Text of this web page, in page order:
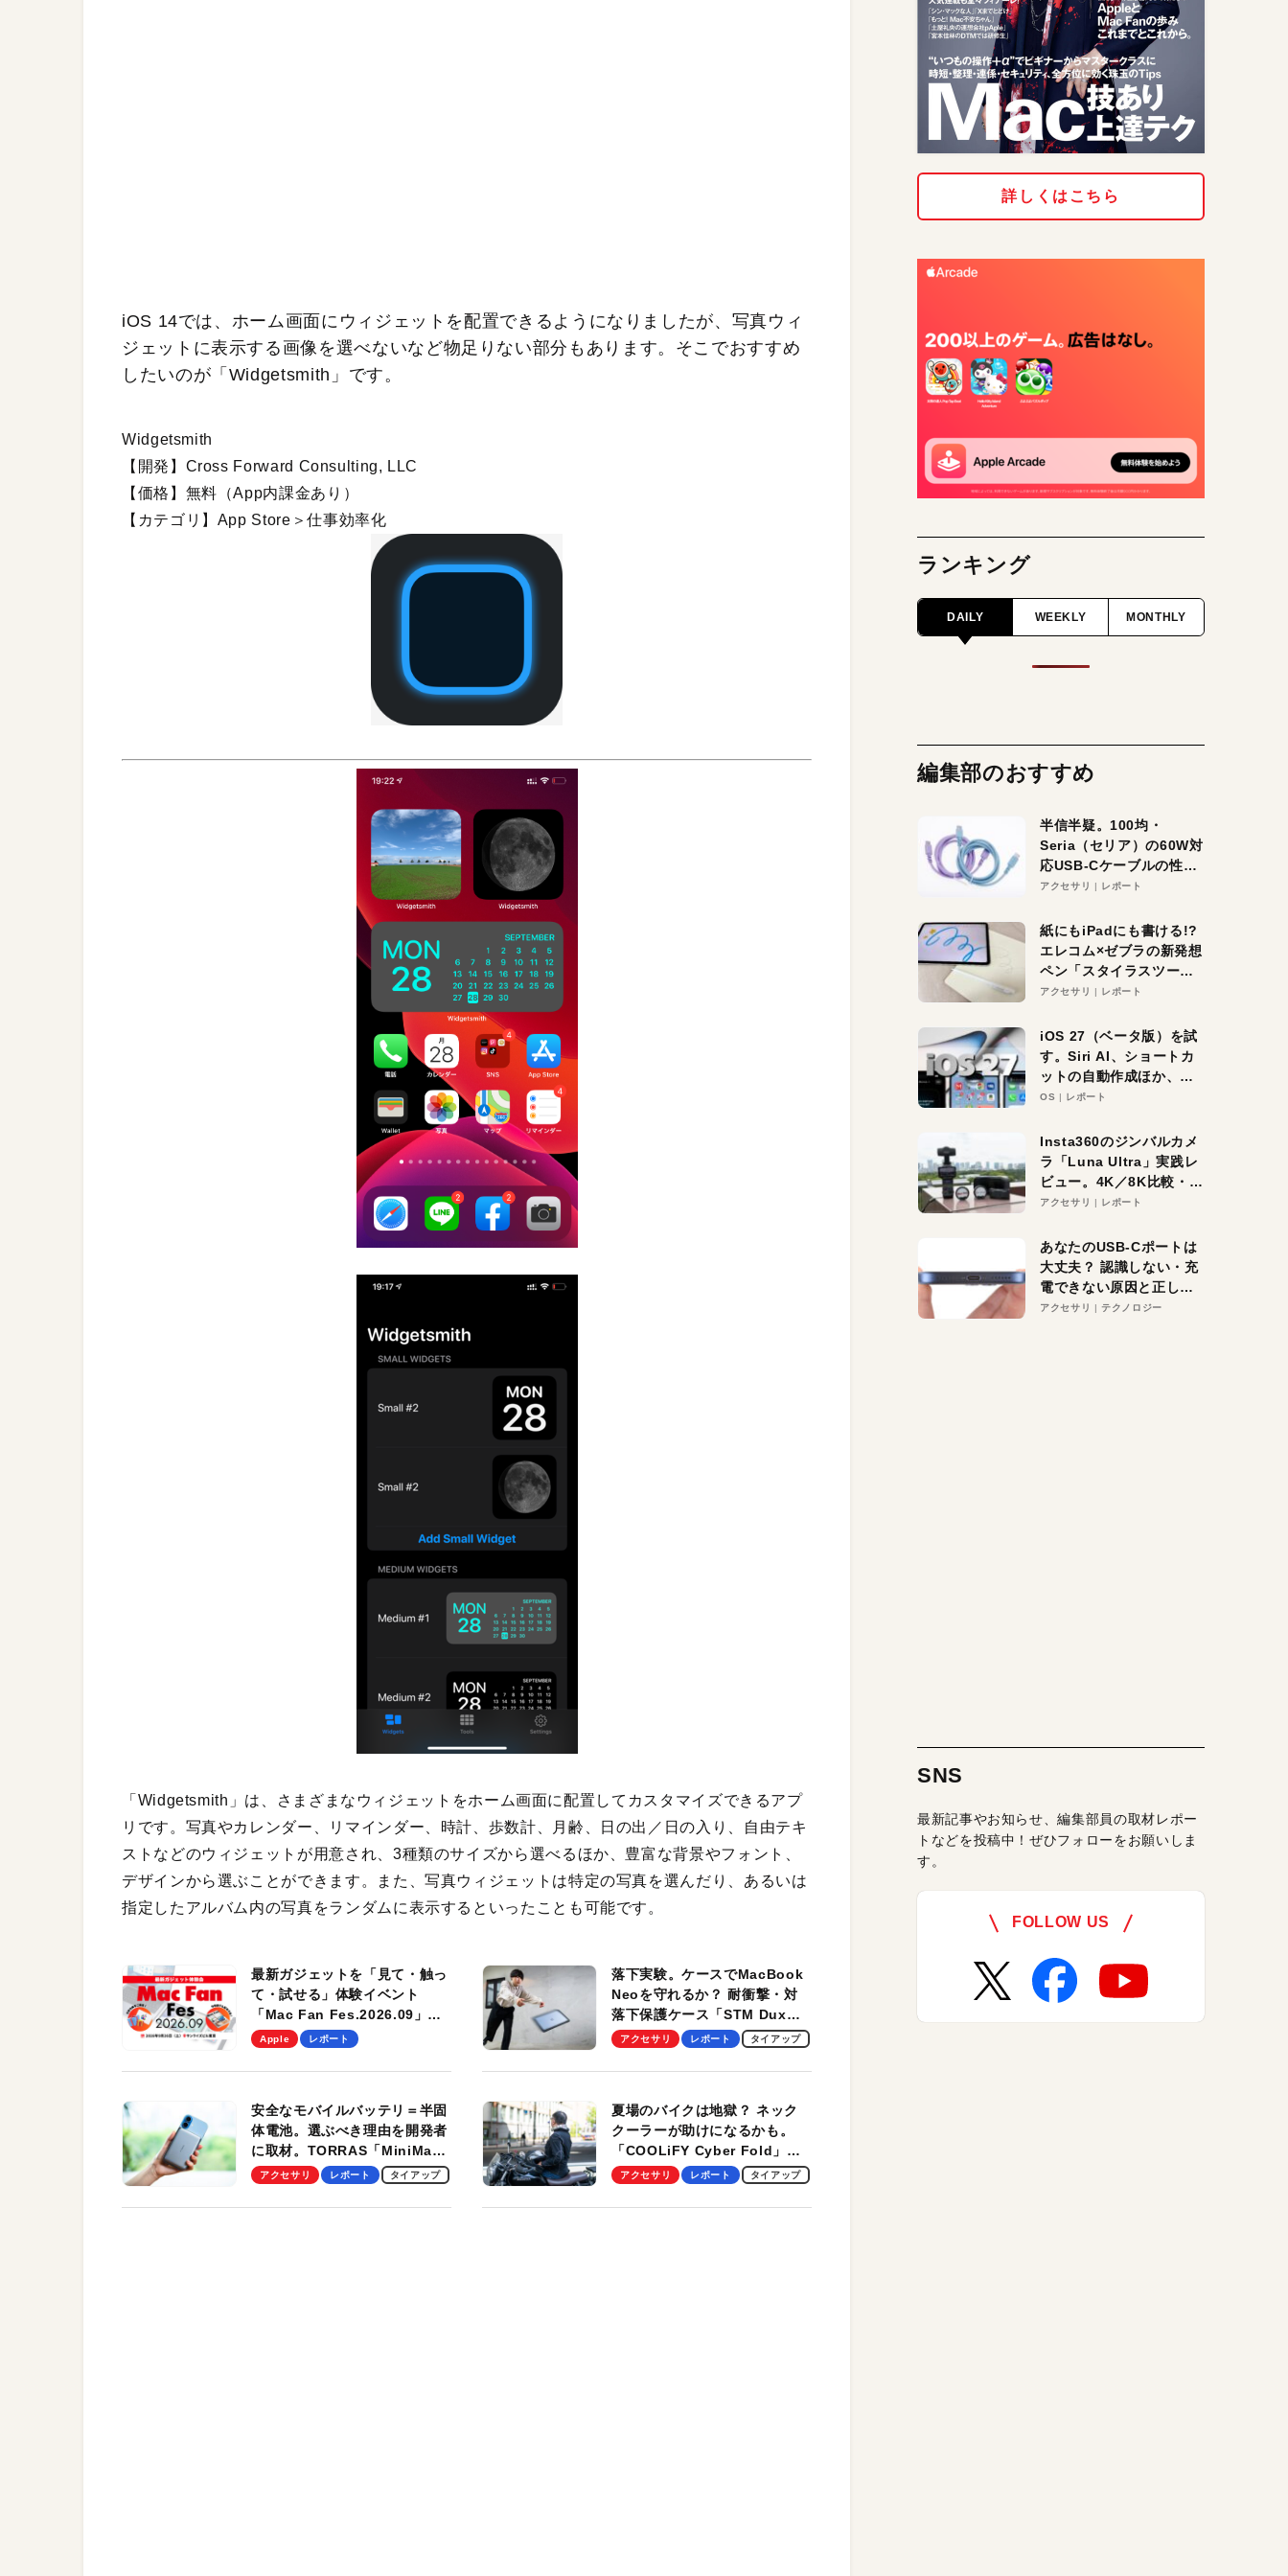
iOS 14では、ホーム画面にウィジェットを配置できるようになりましたが、写真ウィ
ジェットに表示する画像を選べないなど物足りない部分もあります。そこでおすすめ
したいのが「Widgetsmith」です。
Widgetsmith
【開発】Cross Forward Consulting, LLC
【価格】無料（App内課金あり）
【カテゴリ】App Store＞仕事効率化
「Widgetsmith」は、さまざまなウィジェットをホーム画面に配置してカスタマイズできるアプ
リです。写真やカレンダー、リマインダー、時計、歩数計、月齢、日の出／日の入り、自由テキ
ストなどのウィジェットが用意され、3種類のサイズから選べるほか、豊富な背景やフォント、
デザインから選ぶことができます。また、写真ウィジェットは特定の写真を選んだり、あるいは
指定したアルバム内の写真をランダムに表示するといったことも可能です。
最新ガジェットを「見て・触っ
て・試せる」体験イベント
「Mac Fan Fes.2026.09」
を、9月26日（土）に開催しま
Apple レポート
落下実験。ケースでMacBook
Neoを守れるか？ 耐衝撃・対
落下保護ケース「STM Dux
Ultra」を検証。学生、ビジネ
適！
アクセサリ レポート タイアップ
安全なモバイルバッテリ＝半固
体電池。選ぶべき理由を開発者
に取材。TORRAS「MiniMag
Pro」の実機レビューも
アクセサリ レポート タイアップ
夏場のバイクは地獄？ ネック
クーラーが助けになるかも。
「COOLiFY Cyber Fold」レ
ビュー。冷却の速さ、密着する
性がグッド！
アクセサリ レポート タイアップ
詳しくはこちら
ランキング
DAILY WEEKLY MONTHLY
編集部のおすすめ
半信半疑。100均・
Seria（セリア）の60W対
応USB-Cケーブルの性能
を検証。超コスパの1本を
アクセサリ レポート
紙にもiPadにも書ける!?
エレコム×ゼブラの新発想
ペン「スタイラスツーウ
ェイ」レビュー。持ち替
アクセサリ レポート
iOS 27（ベータ版）を試
す。Siri AI、ショートカ
ットの自動作成ほか、期
待大の便利機能5選。
る未来はすぐそこ！
OS レポート
Insta360のジンバルカメ
ラ「Luna Ultra」実践レ
ビュー。4K／8K比較・ズ
ーム・夜間撮影をチェッ
アクセサリ レポート
あなたのUSB-Cポートは
大丈夫？ 認識しない・充
電できない原因と正しい
対策
アクセサリ テクノロジー
SNS
最新記事やお知らせ、編集部員の取材レポー
トなどを投稿中！ぜひフォローをお願いしま
す。
FOLLOW US